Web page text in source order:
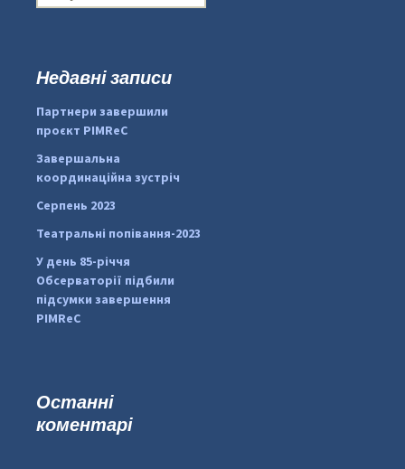
#PipIvanToday
pimrec_project
о
:Недавні записи
Партнери завершили
проєкт PIMReC
Завершальна
координаційна зустріч
Серпень 2023
Театральні попівання-2023
У день 85-річчя
Обсерваторії підбили
підсумки завершення
PIMReC
Останні
коментарі